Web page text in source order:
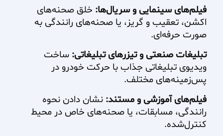
فیلم‌های سینمایی و سریال‌ها: خلق صحنه‌های
اکشن، تعقیب و گریز، یا صحنه‌های رانندگی به
صورت حرفه‌ای.
تبلیغات صنعتی و تیزرهای تبلیغاتی: ساخت
ویدیوی تبلیغاتی جذاب با حرکت خودرو در
پس‌زمینه‌های مختلف.
فیلم‌های آموزشی و مستند: نشان دادن نحوه
رانندگی، مسابقات، یا صحنه‌های خاص در محیط
کنترل‌شده.